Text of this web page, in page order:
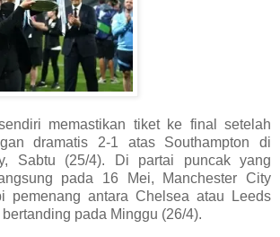
memastikan tiket ke final setelah
dramatis 2-1 atas Southampton di
Sabtu (25/4). Di partai puncak yang
pada 16 Mei, Manchester City
pemenang antara Chelsea atau Leeds
pada Minggu (26/4).